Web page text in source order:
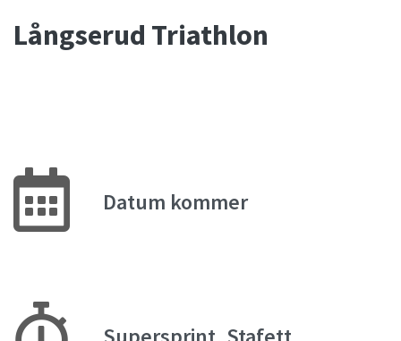
Långserud Triathlon
Datum kommer